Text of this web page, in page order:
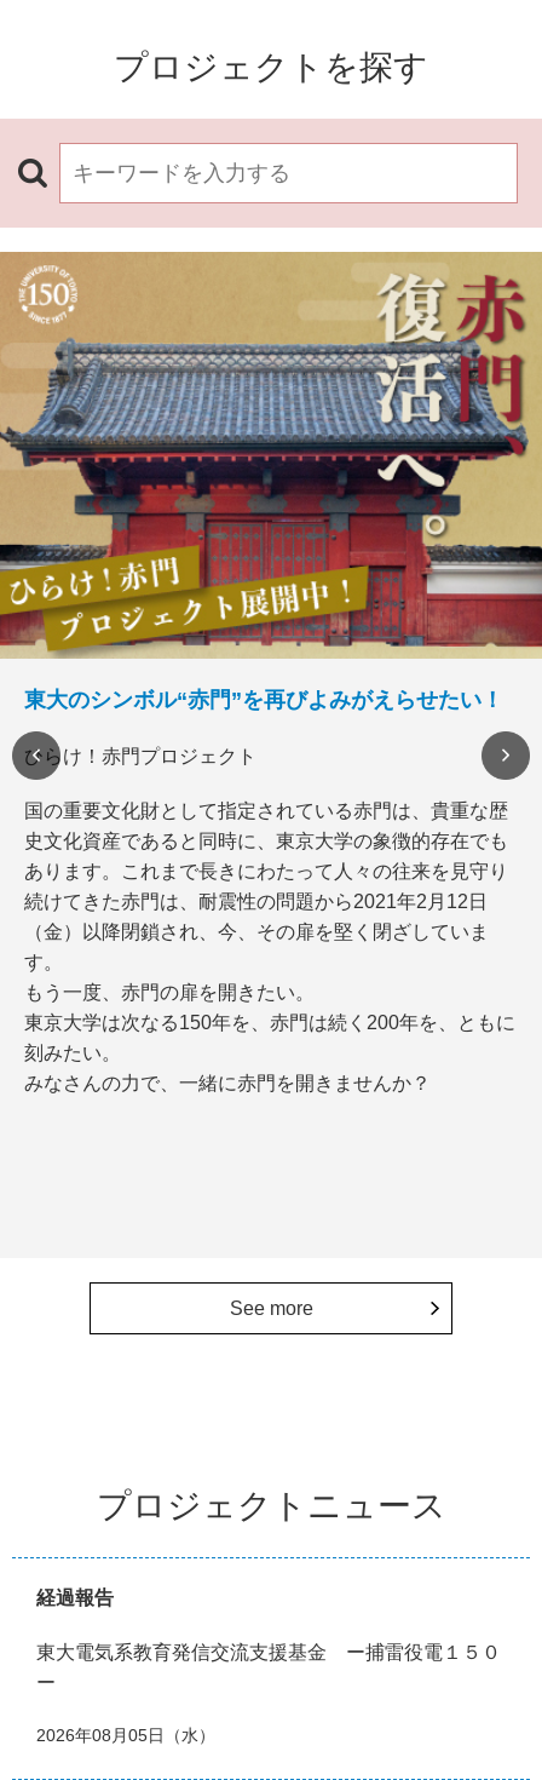
プロジェクトを探す
東大のシンボル“赤門”を再びよみがえらせたい！
ひらけ！赤門プロジェクト
国の重要文化財として指定されている赤門は、貴重な歴
史文化資産であると同時に、東京大学の象徴的存在でも
あります。これまで長きにわたって人々の往来を見守り
続けてきた赤門は、耐震性の問題から2021年2月12日
（金）以降閉鎖され、今、その扉を堅く閉ざしていま
す。
もう一度、赤門の扉を開きたい。
東京大学は次なる150年を、赤門は続く200年を、ともに
刻みたい。
みなさんの力で、一緒に赤門を開きませんか？
See more
プロジェクトニュース
経過報告
東大電気系教育発信交流支援基金 ー捕雷役電１５０
ー
2026年08月05日（水）